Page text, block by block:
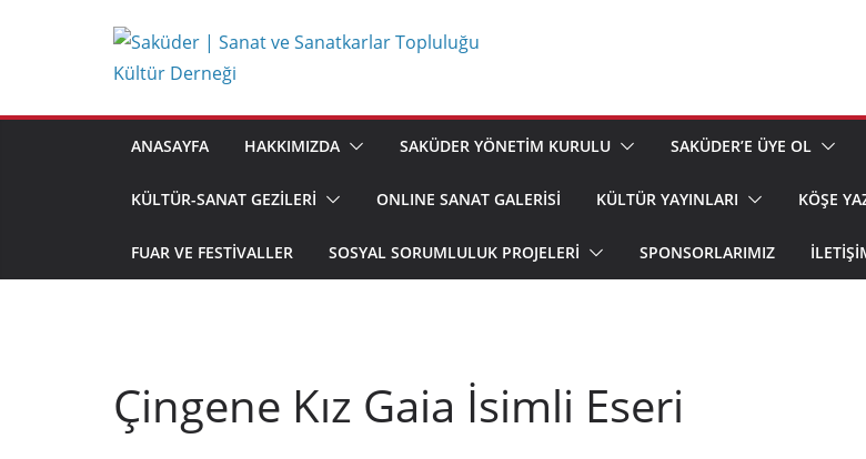
ANASAYFA HAKKIMIZDA SAKÜDER YÖNETİM KURULU SAKÜDER’E ÜYE OL
KÜLTÜR-SANAT GEZİLERİ ONLINE SANAT GALERİSİ KÜLTÜR YAYINLARI KÖŞE
FUAR VE FESTIVALLER SOSYAL SORUMLULUK PROJELERİ SPONSORLARIMIZ
Çingene Kız Gaia İsimli Eseri